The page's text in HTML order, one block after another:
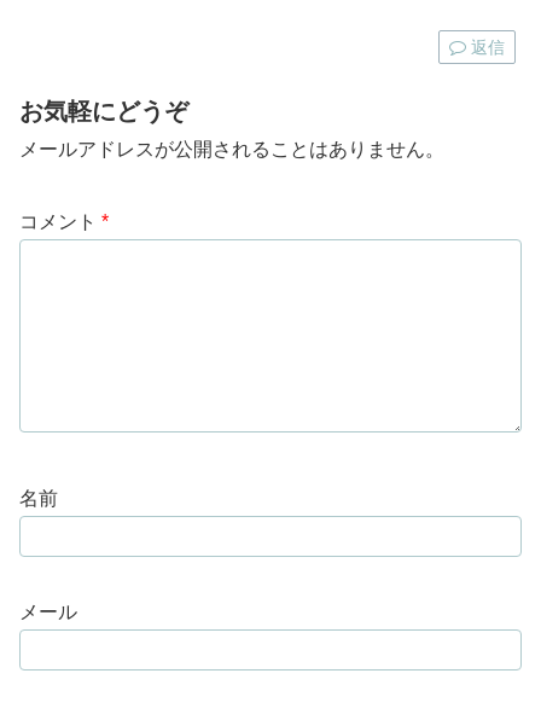
返信
お気軽にどうぞ
メールアドレスが公開されることはありません。
コメント *
名前
メール